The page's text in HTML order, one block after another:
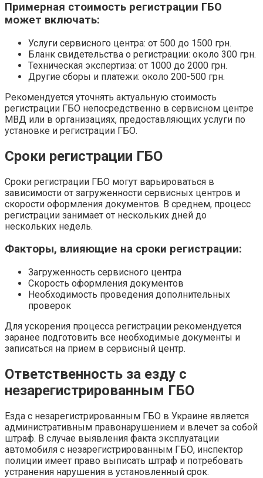
Примерная стоимость регистрации ГБО
может включать:
Услуги сервисного центра: от 500 до 1500 грн.
Бланк свидетельства о регистрации: около 300 грн.
Техническая экспертиза: от 1000 до 2000 грн.
Другие сборы и платежи: около 200-500 грн.
Рекомендуется уточнять актуальную стоимость
регистрации ГБО непосредственно в сервисном центре
МВД или в организациях, предоставляющих услуги по
установке и регистрации ГБО.
Сроки регистрации ГБО
Сроки регистрации ГБО могут варьироваться в
зависимости от загруженности сервисных центров и
скорости оформления документов. В среднем, процесс
регистрации занимает от нескольких дней до
нескольких недель.
Факторы, влияющие на сроки регистрации:
Загруженность сервисного центра
Скорость оформления документов
Необходимость проведения дополнительных
проверок
Для ускорения процесса регистрации рекомендуется
заранее подготовить все необходимые документы и
записаться на прием в сервисный центр.
Ответственность за езду с
незарегистрированным ГБО
Езда с незарегистрированным ГБО в Украине является
административным правонарушением и влечет за собой
штраф. В случае выявления факта эксплуатации
автомобиля с незарегистрированным ГБО, инспектор
полиции имеет право выписать штраф и потребовать
устранения нарушения в установленный срок.